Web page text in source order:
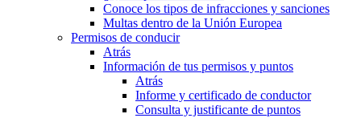
Conoce los tipos de infracciones y sanciones
Multas dentro de la Unión Europea
Permisos de conducir
Atrás
Información de tus permisos y puntos
Atrás
Informe y certificado de conductor
Consulta y justificante de puntos